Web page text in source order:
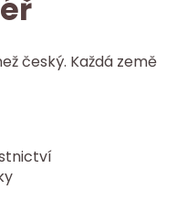
český. Každá země